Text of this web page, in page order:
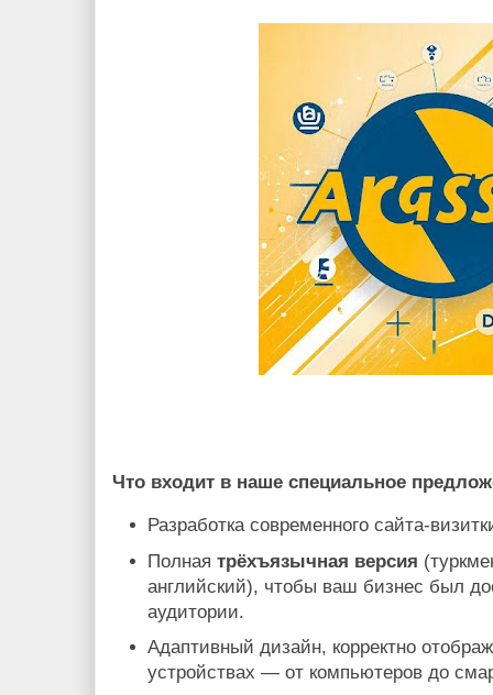
Что входит в наше специальное
Разработка современного сайта-
Полнаятрёхъязычная версия
английский), чтобы ваш бизнес был
аудитории.
Адаптивный дизайн, корректно
устройствах — от компьютеров до